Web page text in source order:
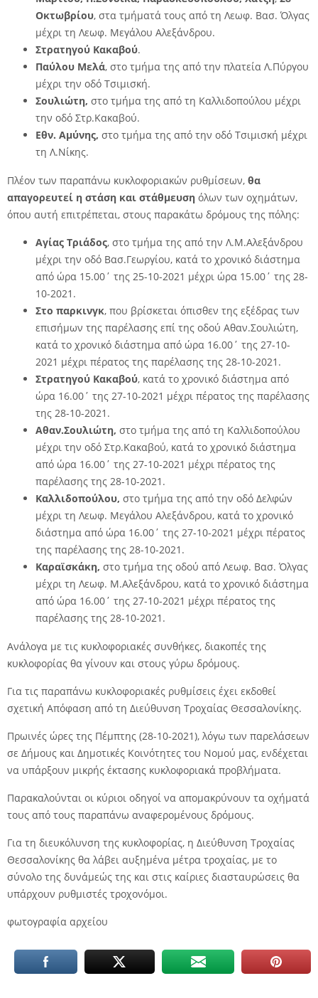
Οκτωβρίου, στα τμήματά τους από τη Λεωφ. Βασ. Όλγας
μέχρι τη Λεωφ. Μεγάλου Αλεξάνδρου.
Στρατηγού Κακαβού.
Παύλου Μελά, στο τμήμα της από την πλατεία Λ.Πύργου
μέχρι την οδό Τσιμισκή.
Σουλιώτη, στο τμήμα της από τη Καλλιδοπούλου μέχρι
την οδό Στρ.Κακαβού.
Εθν. Αμύνης, στο τμήμα της από την οδό Τσιμισκή μέχρι
τη Λ.Νίκης.
Πλέον των παραπάνω κυκλοφοριακών ρυθμίσεων, θα
απαγορευτεί η στάση και στάθμευση όλων των οχημάτων,
όπου αυτή επιτρέπεται, στους παρακάτω δρόμους της πόλης:
Αγίας Τριάδος, στο τμήμα της από την Λ.Μ.Αλεξάνδρου
μέχρι την οδό Βασ.Γεωργίου, κατά το χρονικό διάστημα
από ώρα 15.00΄ της 25-10-2021 μέχρι ώρα 15.00΄ της 28-
10-2021.
Στο παρκινγκ, που βρίσκεται όπισθεν της εξέδρας των
επισήμων της παρέλασης επί της οδού Αθαν.Σουλιώτη,
κατά το χρονικό διάστημα από ώρα 16.00΄ της 27-10-
2021 μέχρι πέρατος της παρέλασης της 28-10-2021.
Στρατηγού Κακαβού, κατά το χρονικό διάστημα από
ώρα 16.00΄ της 27-10-2021 μέχρι πέρατος της παρέλασης
της 28-10-2021.
Αθαν.Σουλιώτη, στο τμήμα της από τη Καλλιδοπούλου
μέχρι την οδό Στρ.Κακαβού, κατά το χρονικό διάστημα
από ώρα 16.00΄ της 27-10-2021 μέχρι πέρατος της
παρέλασης της 28-10-2021.
Καλλιδοπούλου, στο τμήμα της από την οδό Δελφών
μέχρι τη Λεωφ. Μεγάλου Αλεξάνδρου, κατά το χρονικό
διάστημα από ώρα 16.00΄ της 27-10-2021 μέχρι πέρατος
της παρέλασης της 28-10-2021.
Καραϊσκάκη, στο τμήμα της οδού από Λεωφ. Βασ. Όλγας
μέχρι τη Λεωφ. Μ.Αλεξάνδρου, κατά το χρονικό διάστημα
από ώρα 16.00΄ της 27-10-2021 μέχρι πέρατος της
παρέλασης της 28-10-2021.
Ανάλογα με τις κυκλοφοριακές συνθήκες, διακοπές της
κυκλοφορίας θα γίνουν και στους γύρω δρόμους.
Για τις παραπάνω κυκλοφοριακές ρυθμίσεις έχει εκδοθεί
σχετική Απόφαση από τη Διεύθυνση Τροχαίας Θεσσαλονίκης.
Πρωινές ώρες της Πέμπτης (28-10-2021), λόγω των παρελάσεων
σε Δήμους και Δημοτικές Κοινότητες του Νομού μας, ενδέχεται
να υπάρξουν μικρής έκτασης κυκλοφοριακά προβλήματα.
Παρακαλούνται οι κύριοι οδηγοί να απομακρύνουν τα οχήματά
τους από τους παραπάνω αναφερομένους δρόμους.
Για τη διευκόλυνση της κυκλοφορίας, η Διεύθυνση Τροχαίας
Θεσσαλονίκης θα λάβει αυξημένα μέτρα τροχαίας, με το
σύνολο της δυνάμεώς της και στις καίριες διασταυρώσεις θα
υπάρχουν ρυθμιστές τροχονόμοι.
φωτογραφία αρχείου